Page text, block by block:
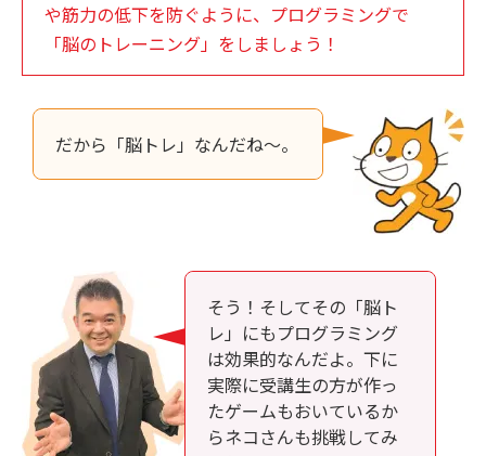
や筋力の低下を防ぐように、プログラミングで
「脳のトレーニング」をしましょう！
だから「脳トレ」なんだね～。
そう！そしてその「脳ト
レ」にもプログラミング
は効果的なんだよ。下に
実際に受講生の方が作っ
たゲームもおいているか
らネコさんも挑戦してみ